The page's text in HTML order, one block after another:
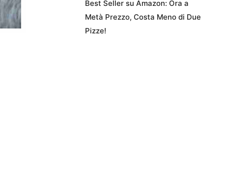
Best Seller su Amazon: Ora a
Metà Prezzo, Costa Meno di Due
Pizze!